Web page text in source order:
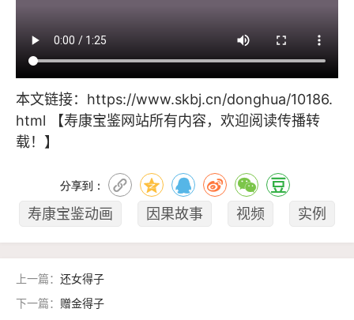
本文链接： https://www.skbj.cn/donghua/10186.
html 【寿康宝鉴网站所有内容，欢迎阅读传播转
载！】
分享到：
寿康宝鉴动画 因果故事 视频 实例
上一篇： 还女得子
下一篇： 赠金得子